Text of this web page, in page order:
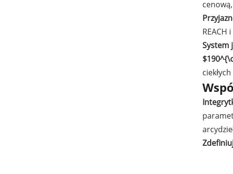
System